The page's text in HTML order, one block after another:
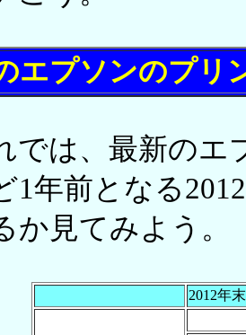
エプソンのプリ
は、最新のエ
1年前となる
か見てみよう。
2012年